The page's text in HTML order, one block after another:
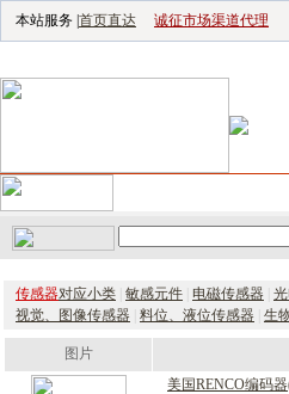
本站服务 | 首页直达 诚征市场渠道代理
传感器对应小类 敏感元件 电磁传感器
视觉、图像传感器 料位、液位传感器 生
图片
美国RENCO编码器